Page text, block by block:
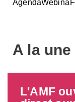
Agenda
A la une
L'AMF